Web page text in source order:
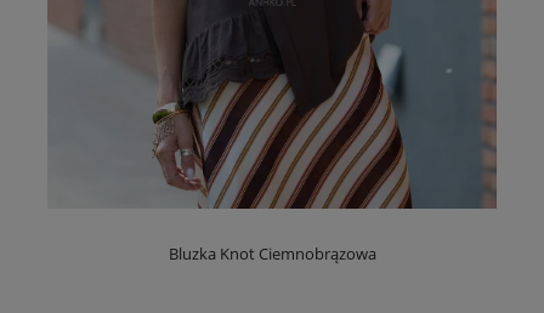
Bluzka Knot Ciemnobrązowa